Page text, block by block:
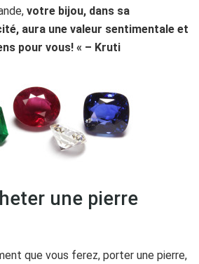
votre bijou, dans sa
aura une valeur sentimentale et
pour vous! « – Kruti
une pierre
que vous ferez, porter une pierre,